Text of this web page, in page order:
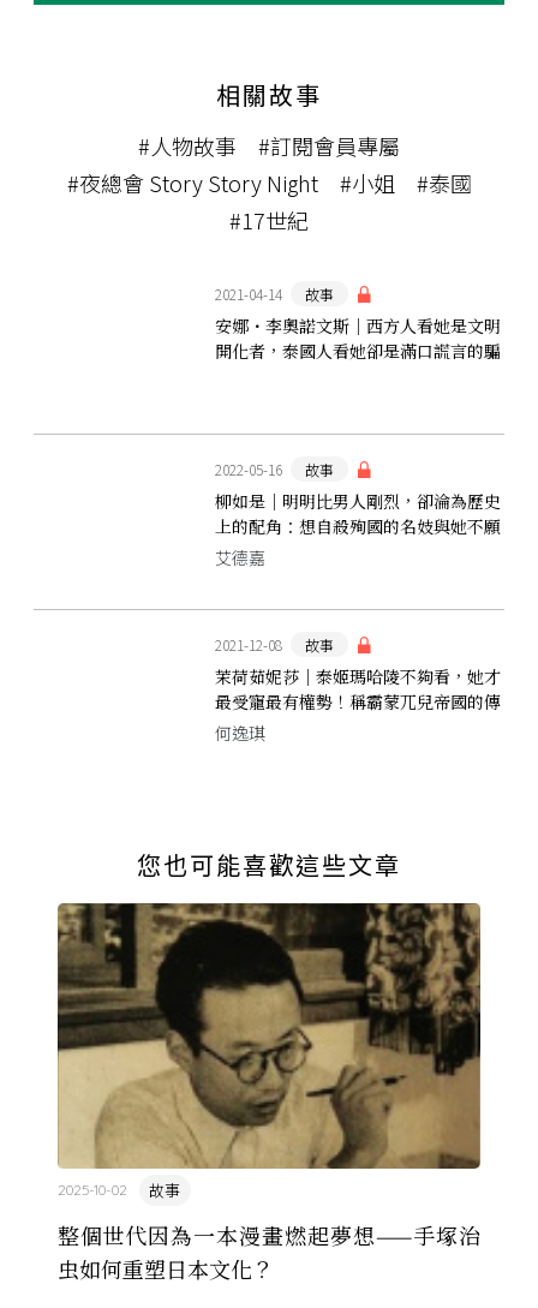
相關故事
#人物故事
#訂閱會員專屬
#夜總會 Story Story Night
#小姐
#泰國
#17世紀
2021-04-14 故事
安娜・李奧諾文斯｜西方人看她是文明
開化者，泰國人看她卻是滿口謊言的騙
2022-05-16 故事
柳如是｜明明比男人剛烈，卻淪為歷史
上的配角：想自殺殉國的名妓與她不願
就範的丈夫
艾德嘉
2021-12-08 故事
茉荷茹妮莎｜泰姬瑪哈陵不夠看，她才
最受寵最有權勢！稱霸蒙兀兒帝國的傳
奇皇后
何逸琪
您也可能喜歡這些文章
整個世代因為一本漫畫燃起夢想——手塚治
虫如何重塑日本文化？
故事
2025-10-02